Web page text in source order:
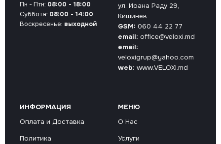
ул. Иоана Раду 29,
Кишинёв
GSM: 060 44 22 77
email: office@veloxi.md
email:
veloxigrup@yahoo.com
web: www.VELOXI.md
ИНФОРМАЦИЯ
Оплата и Доставка
Политика
МЕНЮ
О Нас
Услуги
Пн - Птн: 08:00 - 18:00
Суббота: 08:00 - 14:00
Воскресенье: выходной